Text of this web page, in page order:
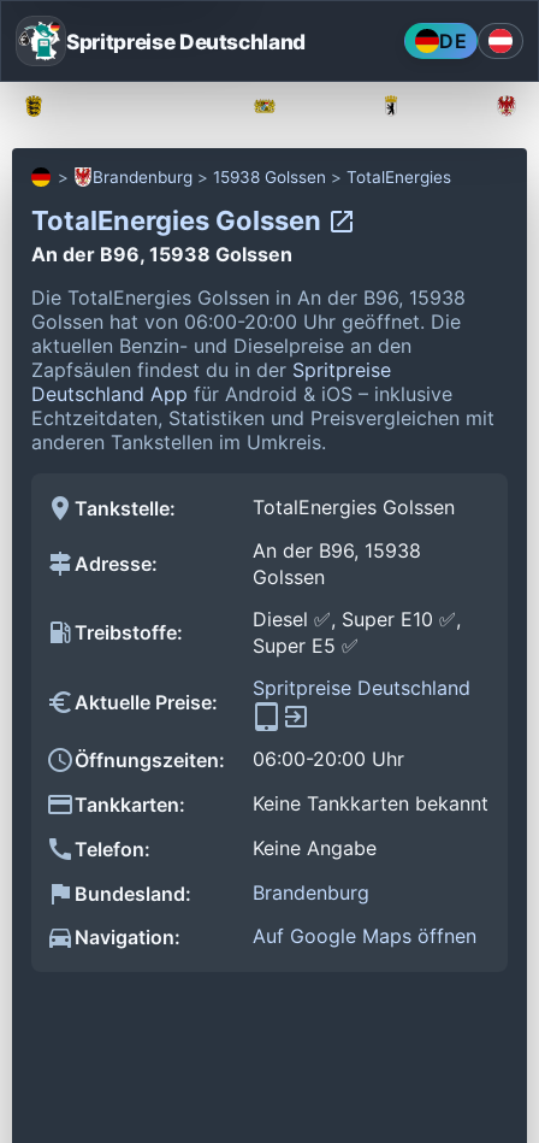
Spritpreise Deutschland DE
Brandenburg 15938 Golssen TotalEnergies
TotalEnergies Golssen
An der B96, 15938 Golssen
Die TotalEnergies Golssen in An der B96, 15938
Golssen hat von 06:00-20:00 Uhr geöffnet. Die
aktuellen Benzin- und Dieselpreise an den
Zapfsäulen findest du in der Spritpreise
Deutschland App für Android & iOS – inklusive
Echtzeitdaten, Statistiken und Preisvergleichen mit
anderen Tankstellen im Umkreis.
Tankstelle: TotalEnergies Golssen
Adresse:
An der B96, 15938
Golssen
Treibstoffe:
Diesel ✅, Super E10 ✅,
Super E5 ✅
Aktuelle Preise:
Spritpreise Deutschland
Öffnungszeiten:
06:00-20:00 Uhr
Tankkarten:
Keine Tankkarten bekannt
Telefon:
Keine Angabe
Bundesland:
Brandenburg
Navigation:
Auf Google Maps öffnen